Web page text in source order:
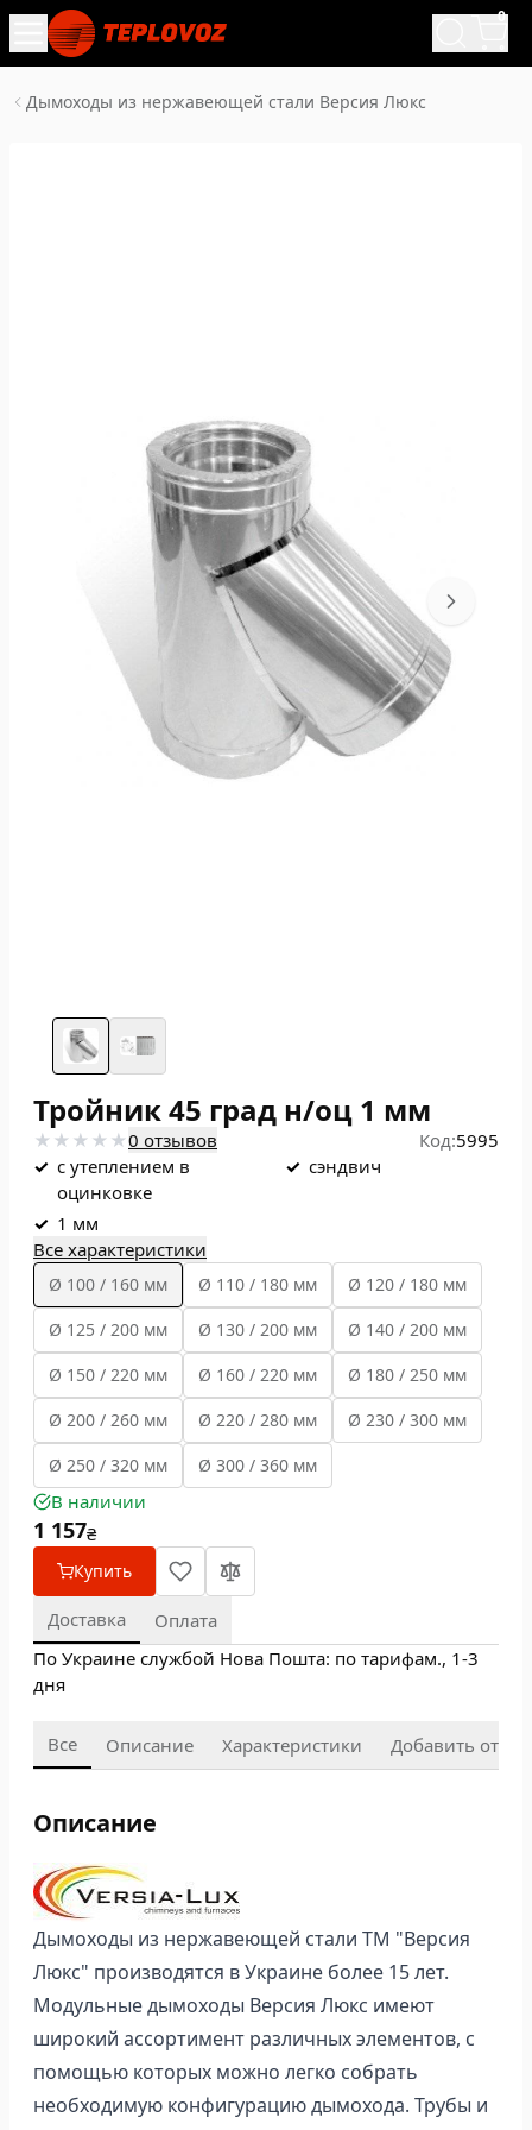
0
Дымоходы из нержавеющей стали Версия Люкс
Тройник 45 град н/оц 1 мм
0 отзывов Код:5995
✓ с утеплением в
оцинковке
✓ сэндвич
✓ 1 мм
Все характеристики
Ø 100 / 160 мм Ø 110 / 180 мм
Ø 120 / 180 мм
Ø 125 / 200 мм
Ø 130 / 200 мм
Ø 140 / 200 мм
Ø 150 / 220 мм
Ø 160 / 220 мм
Ø 180 / 250 мм
Ø 200 / 260 мм
Ø 220 / 280 мм
Ø 230 / 300 мм
Ø 250 / 320 мм
Ø 300 / 360 мм
В наличии
1 157₴
Купить
Доставка
Оплата
По Украине службой Нова Пошта: по тарифам., 1-3
дня
Все Описание Характеристики Добавить отзыв
Описание
Дымоходы из нержавеющей стали ТМ "Версия
Люкс" производятся в Украине более 15 лет.
Модульные дымоходы Версия Люкс имеют
широкий ассортимент различных элементов, с
помощью которых можно легко собрать
необходимую конфигурацию дымохода. Трубы и